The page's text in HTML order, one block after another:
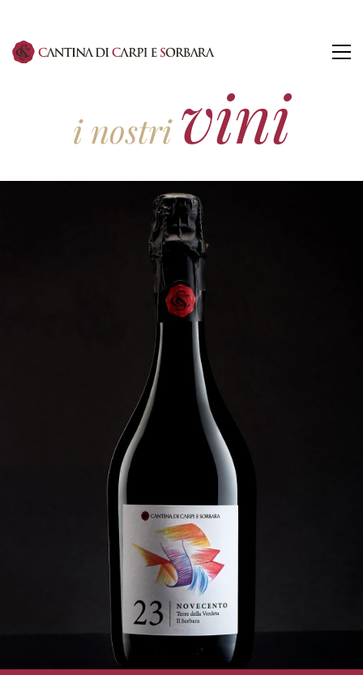
i nostri vini